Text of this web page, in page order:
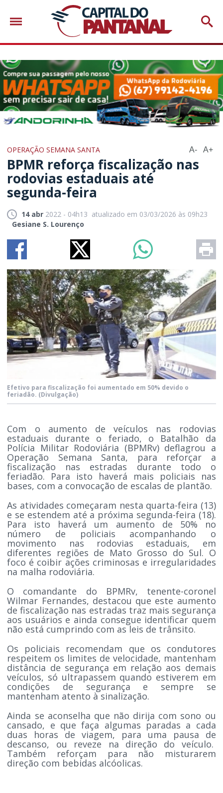
OPERAÇÃO SEMANA SANTA A- A+
BPMR reforça fiscalização nas
rodovias estaduais até
segunda-feira
14 abr 2022 - 04h13 atualizado em 03/03/2026 às 09h23
Gesiane S. Lourenço
Efetivo para fiscalização foi aumentado em 50% devido o
feriadão. (Divulgação)
Com o aumento de veículos nas rodovias
estaduais durante o feriado, o Batalhão da
Polícia Militar Rodoviária (BPMRv) deflagrou a
Operação Semana Santa, para reforçar a
fiscalização nas estradas durante todo o
feriadão. Para isto haverá mais policiais nas
bases, com a convocação de escalas de plantão.
As atividades começaram nesta quarta-feira (13)
e se estendem até a próxima segunda-feira (18).
Para isto haverá um aumento de 50% no
número de policiais acompanhando o
movimento nas rodovias estaduais, em
diferentes regiões de Mato Grosso do Sul. O
foco é coibir ações criminosas e irregularidades
na malha rodoviária.
O comandante do BPMRv, tenente-coronel
Wilmar Fernandes, destacou que este aumento
de fiscalização nas estradas traz mais segurança
aos usuários e ainda consegue identificar quem
não está cumprindo com as leis de trânsito.
Os policiais recomendam que os condutores
respeitem os limites de velocidade, mantenham
distância de segurança em relação aos demais
veículos, só ultrapassem quando estiverem em
condições de segurança e sempre se
mantenham atento à sinalização.
Ainda se aconselha que não dirija com sono ou
cansado, e que faça algumas paradas a cada
duas horas de viagem, para uma pausa de
descanso, ou reveze na direção do veículo.
Também reforçam para não misturarem
direção com bebidas alcóolicas.